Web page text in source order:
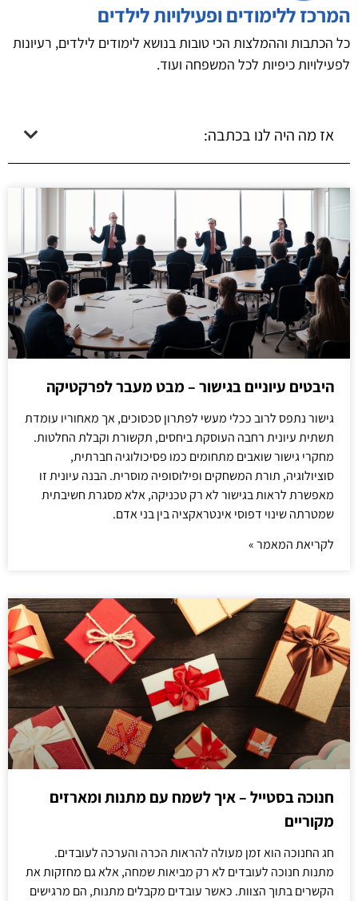
המרכז ללימודים ופעילויות לילדים
כל הכתבות וההמלצות הכי טובות בנושא לימודים לילדים, רעיונות
לפעילויות כיפיות לכל המשפחה ועוד.
אז מה היה לנו בכתבה:
היבטים עיוניים בגישור – מבט מעבר לפרקטיקה
גישור נתפס לרוב ככלי מעשי לפתרון סכסוכים, אך מאחוריו עומדת
תשתית עיונית רחבה העוסקת ביחסים, תקשורת וקבלת החלטות.
מחקרי גישור שואבים מתחומים כמו פסיכולוגיה חברתית,
סוציולוגיה, תורת המשחקים ופילוסופיה מוסרית. הבנה עיונית זו
מאפשרת לראות בגישור לא רק טכניקה, אלא מסגרת חשיבתית
שמטרתה שינוי דפוסי אינטראקציה בין בני אדם.
לקריאת המאמר »
חנוכה בסטייל – איך לשמח עם מתנות ומארזים
מקוריים
חג החנוכה הוא זמן מעולה להראות הכרה והערכה לעובדים.
מתנות חנוכה לעובדים לא רק מביאות שמחה, אלא גם מחזקות את
הקשרים בתוך הצוות. כאשר עובדים מקבלים מתנות, הם מרגישים